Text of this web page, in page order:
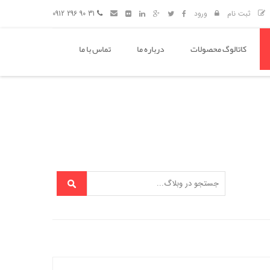
ثبت نام ورود
کاتالوگ محصولات درباره ما تماس با ما